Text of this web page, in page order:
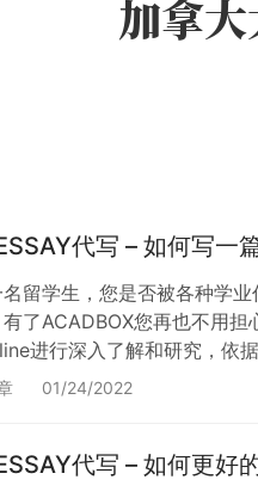
加拿
代写 – 如何写一
留学生，您是否被各种学
了ACADBOX您再也不用
进行深入了解和研究，依
大、英国、澳大利亚、新
01/24/2022
代写 – 如何更好